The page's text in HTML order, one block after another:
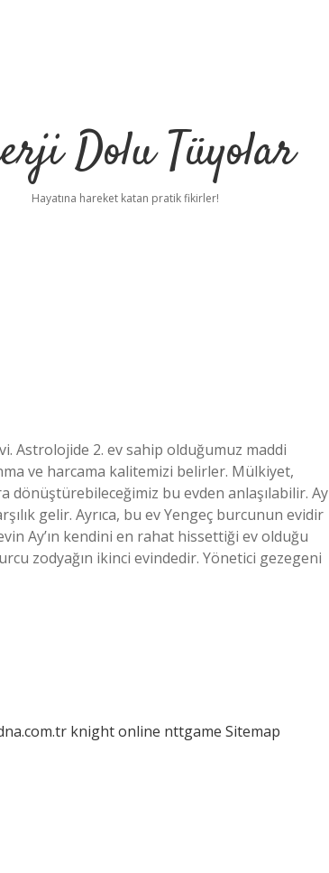
Dolu Tüyolar
Hayatına hareket katan pratik fikirler!
Astrolojide 2. ev sahip olduğumuz maddi
ve harcama kalitemizi belirler. Mülkiyet,
bu evden anlaşılabilir. Ay
gelir. Ayrıca, bu ev Yengeç burcunun evidir
Ay’ın kendini en rahat hissettiği ev olduğu
zodyağın ikinci evindedir. Yönetici gezegeni
knight online nttgame Sitemap